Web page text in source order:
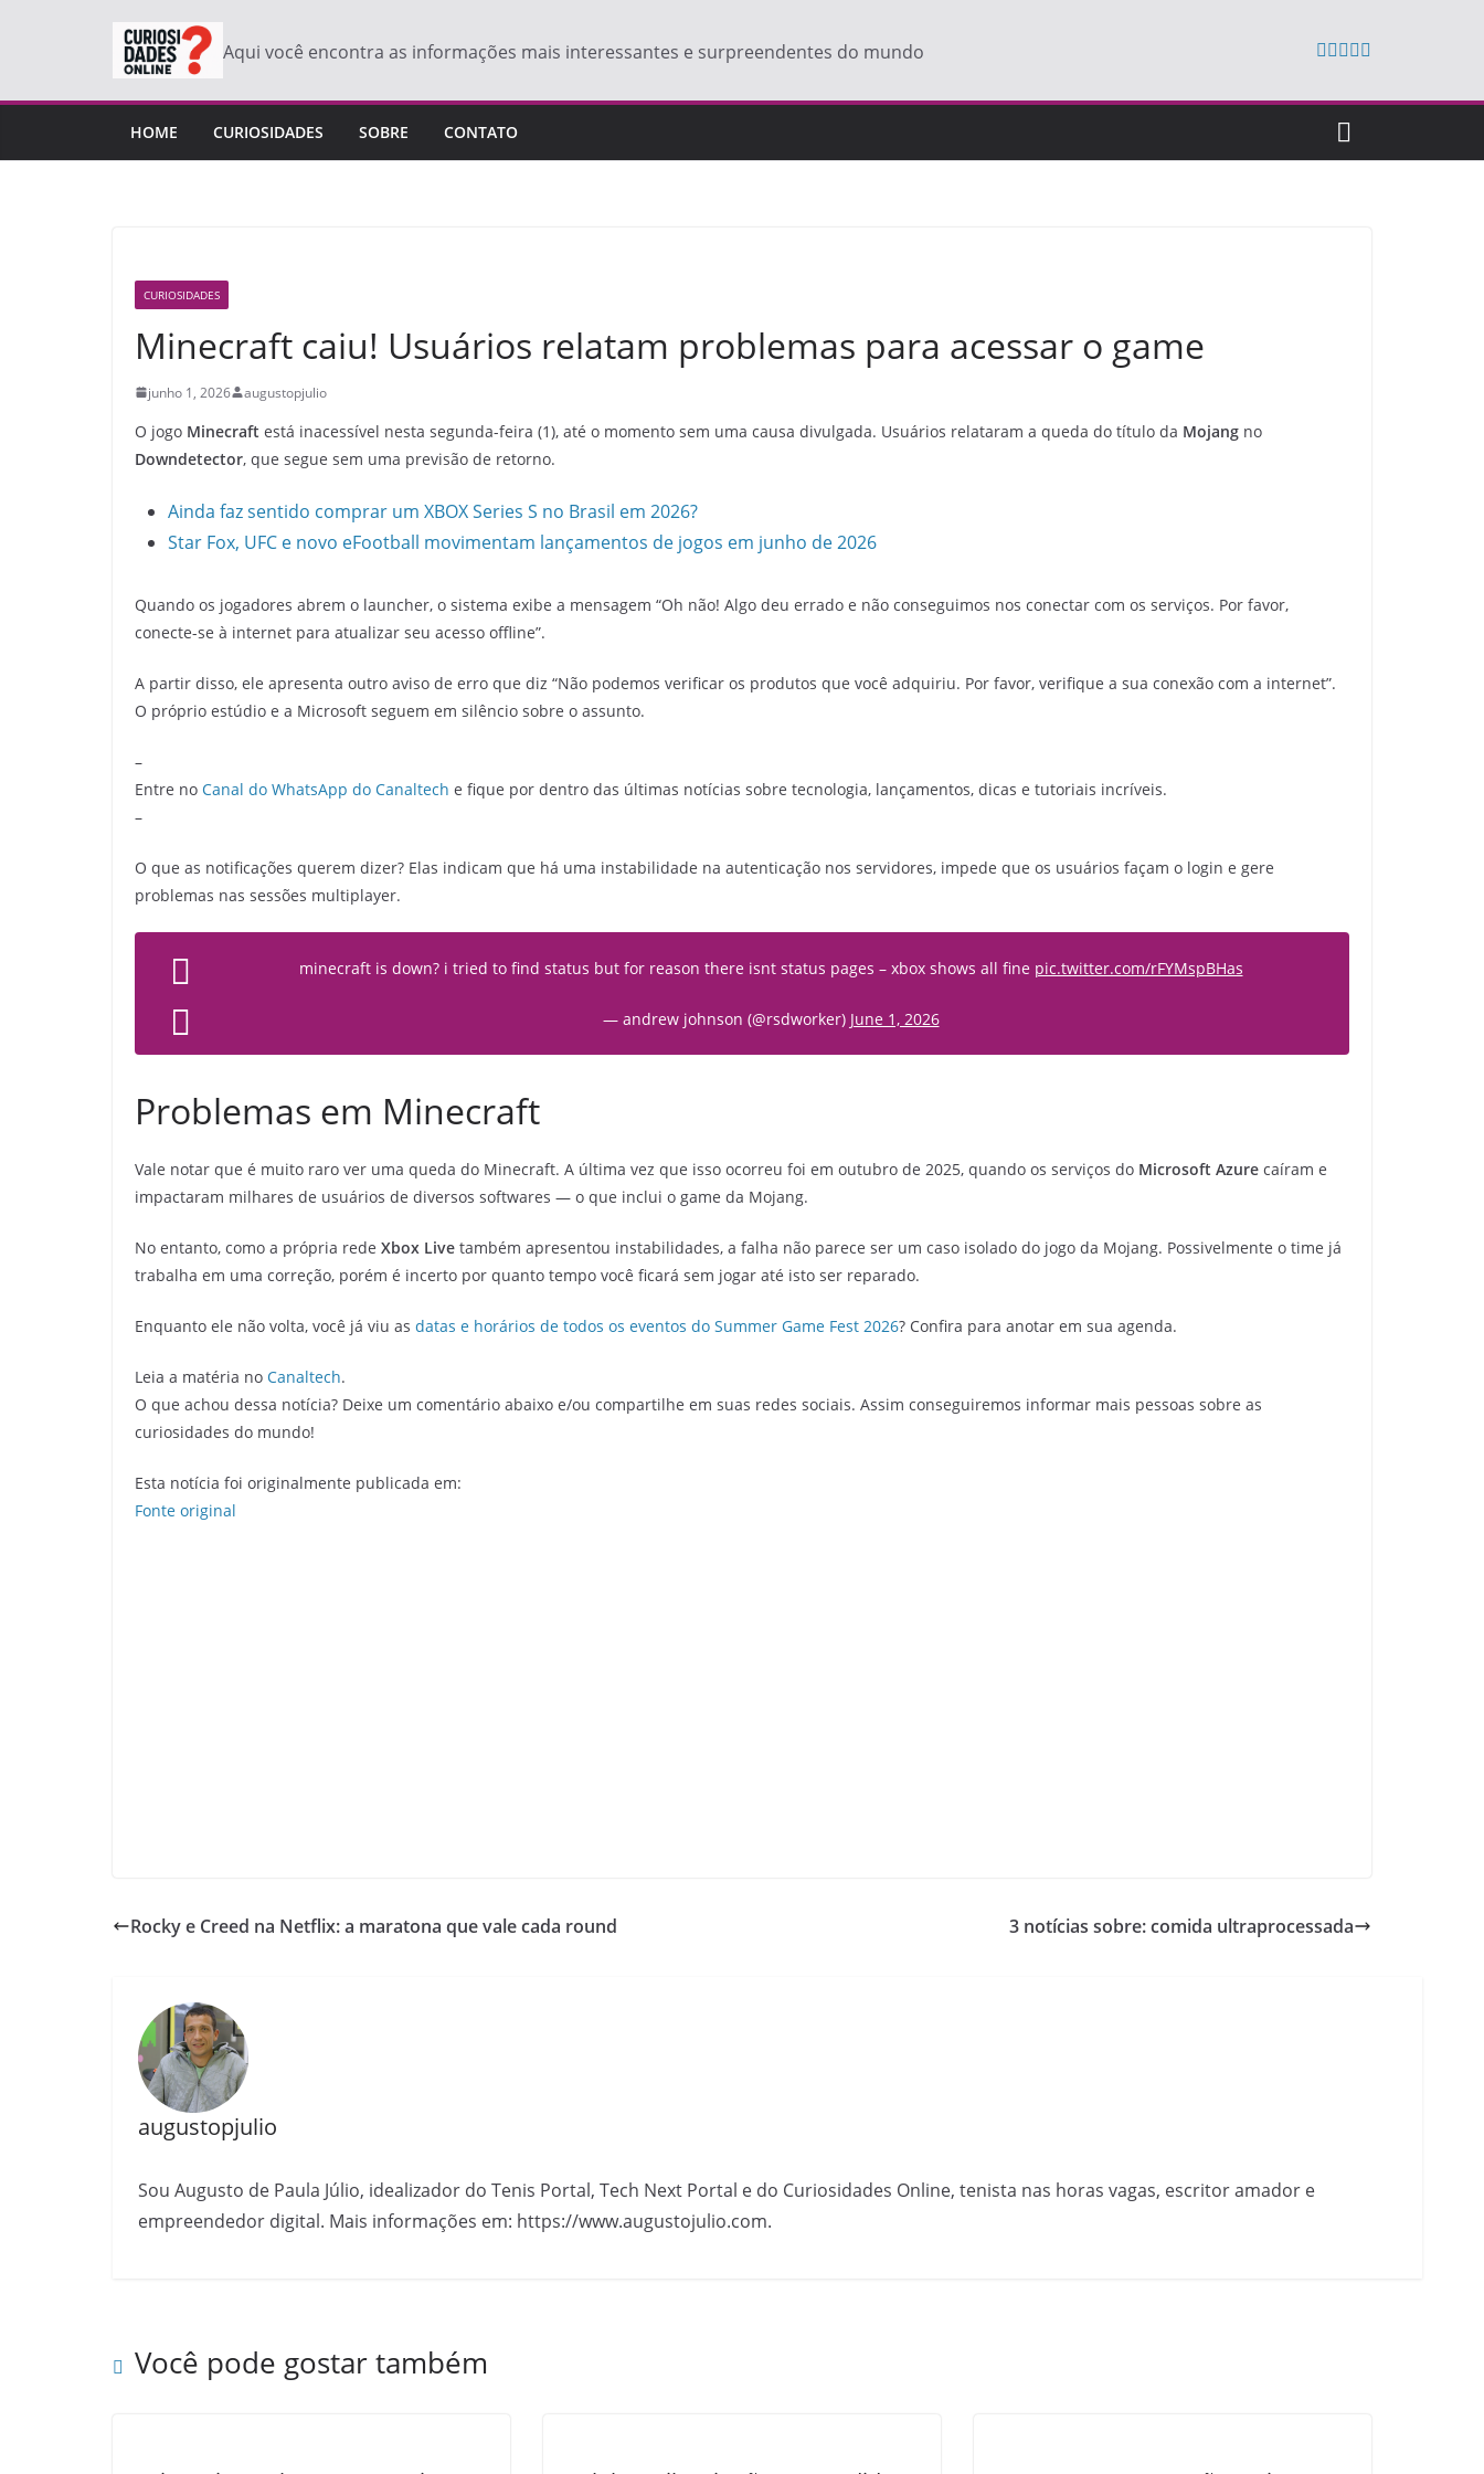
conteúdo
Aqui você encontra as informações mais interessantes e surpreendentes do mundo
HOME CURIOSIDADES SOBRE CONTATO
CURIOSIDADES
Minecraft caiu! Usuários relatam problemas para acessar o game
junho 1, 2026 augustopjulio
O jogo Minecraft está inacessível nesta segunda-feira (1), até o momento sem uma causa divulgada. Usuários relataram a queda do título da Mojang no
Downdetector, que segue sem uma previsão de retorno.
Ainda faz sentido comprar um XBOX Series S no Brasil em 2026?
Star Fox, UFC e novo eFootball movimentam lançamentos de jogos em junho de 2026
Quando os jogadores abrem o launcher, o sistema exibe a mensagem “Oh não! Algo deu errado e não conseguimos nos conectar com os serviços. Por favor,
conecte-se à internet para atualizar seu acesso offline”.
A partir disso, ele apresenta outro aviso de erro que diz “Não podemos verificar os produtos que você adquiriu. Por favor, verifique a sua conexão com a internet”.
O próprio estúdio e a Microsoft seguem em silêncio sobre o assunto.
–
Entre no Canal do WhatsApp do Canaltech e fique por dentro das últimas notícias sobre tecnologia, lançamentos, dicas e tutoriais incríveis.
–
O que as notificações querem dizer? Elas indicam que há uma instabilidade na autenticação nos servidores, impede que os usuários façam o login e gere
problemas nas sessões multiplayer.
minecraft is down? i tried to find status but for reason there isnt status pages – xbox shows all fine pic.twitter.com/rFYMspBHas
— andrew johnson (@rsdworker) June 1, 2026
Problemas em Minecraft
Vale notar que é muito raro ver uma queda do Minecraft. A última vez que isso ocorreu foi em outubro de 2025, quando os serviços do Microsoft Azure caíram e
impactaram milhares de usuários de diversos softwares — o que inclui o game da Mojang.
No entanto, como a própria rede Xbox Live também apresentou instabilidades, a falha não parece ser um caso isolado do jogo da Mojang. Possivelmente o time já
trabalha em uma correção, porém é incerto por quanto tempo você ficará sem jogar até isto ser reparado.
Enquanto ele não volta, você já viu as datas e horários de todos os eventos do Summer Game Fest 2026? Confira para anotar em sua agenda.
Leia a matéria no Canaltech.
O que achou dessa notícia? Deixe um comentário abaixo e/ou compartilhe em suas redes sociais. Assim conseguiremos informar mais pessoas sobre as
curiosidades do mundo!
Esta notícia foi originalmente publicada em:
Fonte original
Rocky e Creed na Netflix: a maratona que vale cada round 3 notícias sobre: comida ultraprocessada
augustopjulio
Sou Augusto de Paula Júlio, idealizador do Tenis Portal, Tech Next Portal e do Curiosidades Online, tenista nas horas vagas, escritor amador e
empreendedor digital. Mais informações em: https://www.augustojulio.com.
Você pode gostar também